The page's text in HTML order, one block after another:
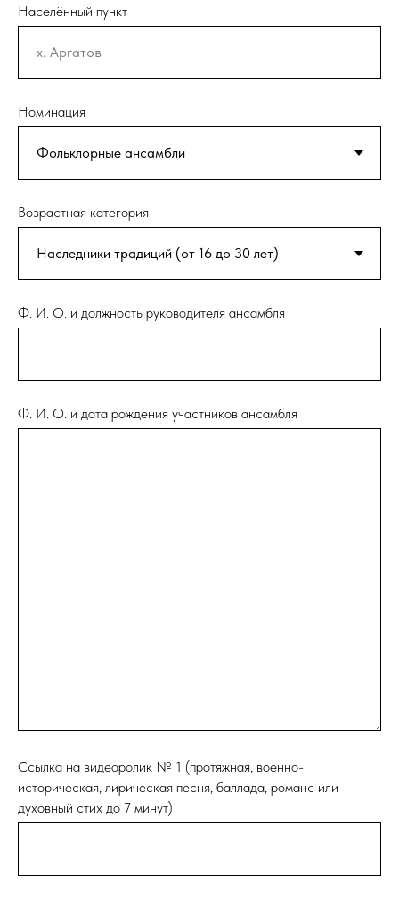
Населённый пункт
Номинация
Возрастная категория
Ф. И. О. и должность руководителя ансамбля
Ф. И. О. и дата рождения участников ансамбля
Ссылка на видеоролик № 1 (протяжная, военно-
историческая, лирическая песня, баллада, романс или
духовный стих до 7 минут)